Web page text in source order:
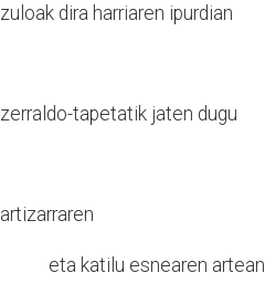
zuloak dira harriaren ipurdian
zerraldo-tapetatik jaten dugu
artizarraren
eta katilu esnearen artean